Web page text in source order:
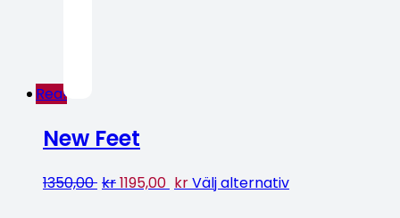
Rea!
New Feet
1350,00 kr1195,00 krVälj alternativ